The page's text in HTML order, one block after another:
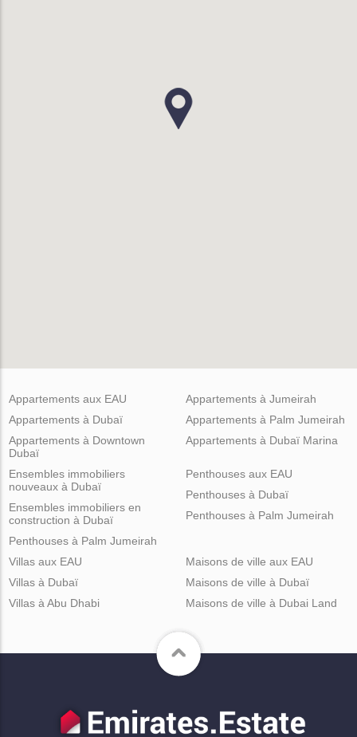
Appartements aux EAU
Appartements à Dubaï
Appartements à Downtown
Dubaï
Appartements à Jumeirah
Appartements à Palm Jumeirah
Appartements à Dubaï Marina
Ensembles immobiliers
nouveaux à Dubaï
Ensembles immobiliers en
construction à Dubaï
Penthouses à Palm Jumeirah
Penthouses aux EAU
Penthouses à Dubaï
Penthouses à Palm Jumeirah
Villas aux EAU
Villas à Dubaï
Villas à Abu Dhabi
Maisons de ville aux EAU
Maisons de ville à Dubaï
Maisons de ville à Dubai Land